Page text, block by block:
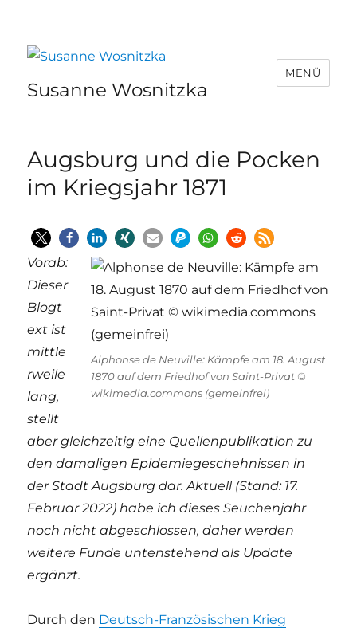
Susanne Wosnitzka
MENÜ
Augsburg und die Pocken
im Kriegsjahr 1871
Alphonse de Neuville: Kämpfe am 18. August
1870 auf dem Friedhof von Saint-Privat ©
wikimedia.commons (gemeinfrei)
Vorab:
Dieser
Blogt
ext ist
mittle
rweile
lang,
stellt
aber gleichzeitig eine Quellenpublikation zu
den damaligen Epidemiegeschehnissen in
der Stadt Augsburg dar. Aktuell (Stand: 17.
Februar 2022) habe ich dieses Seuchenjahr
noch nicht abgeschlossen, daher werden
weitere Funde untenstehend als Update
ergänzt.
Durch den Deutsch-Französischen Krieg